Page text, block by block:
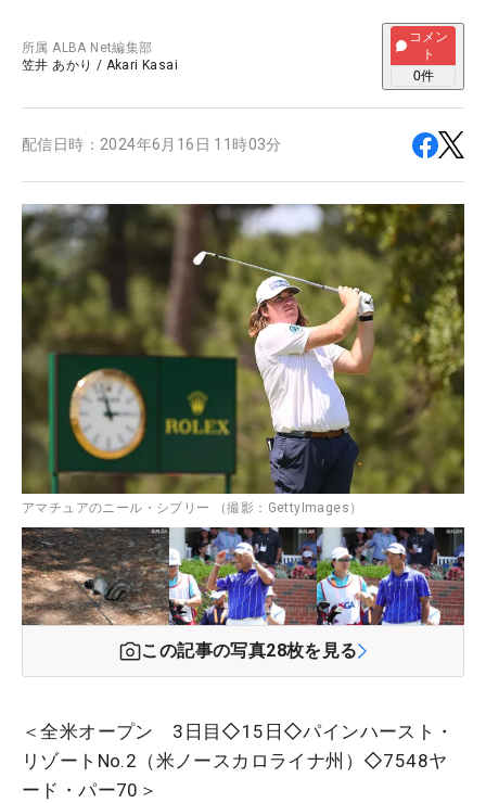
所属ALBA Net編集部
笠井 あかり / Akari Kasai
コメン
ト
0件
配信日時： 2024年6月16日 11時03分
アマチュアのニール・シプリー （撮影：GettyImages）
この記事の写真28枚を見る
＜全米オープン 3日目◇15日◇パインハースト・
リゾートNo.2（米ノースカロライナ州）◇7548ヤ
ード・パー70＞